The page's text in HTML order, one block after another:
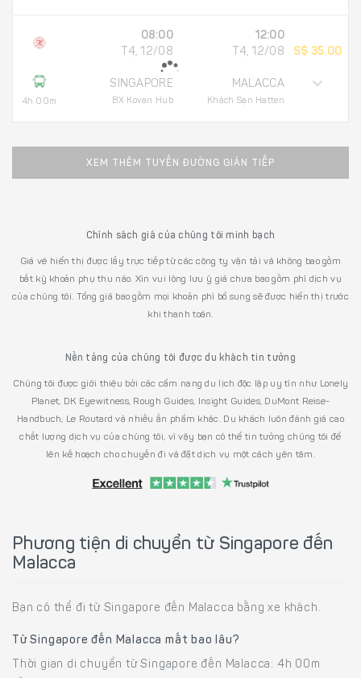
4h 00m
08:00
T4, 12/08
SINGAPORE
BX Kovan Hub
12:00
T4, 12/08
MALACCA
Khách Sạn Hatten
S$ 35.00
XEM THÊM TUYẾN ĐƯỜNG GIÁN TIẾP
Chính sách giá của chúng tôi minh bạch
Giá vé hiển thị được lấy trực tiếp từ các công ty vận tải và không bao gồm
bất kỳ khoản phụ thu nào. Xin vui lòng lưu ý giá chưa bao gồm phí dịch vụ
của chúng tôi. Tổng giá bao gồm mọi khoản phí bổ sung sẽ được hiển thị trước
khi thanh toán.
Nền tảng của chúng tôi được du khách tin tưởng
Chúng tôi được giới thiệu bởi các cẩm nang du lịch độc lập uy tín như Lonely
Planet, DK Eyewitness, Rough Guides, Insight Guides, DuMont Reise-
Handbuch, Le Routard và nhiều ấn phẩm khác. Du khách luôn đánh giá cao
chất lượng dịch vụ của chúng tôi, vì vậy bạn có thể tin tưởng chúng tôi để
lên kế hoạch cho chuyến đi và đặt dịch vụ một cách yên tâm.
Phương tiện di chuyển từ Singapore đến
Malacca
Bạn có thể đi từ Singapore đến Malacca bằng xe khách.
Từ Singapore đến Malacca mất bao lâu?
Thời gian di chuyển từ Singapore đến Malacca: 4h 00m